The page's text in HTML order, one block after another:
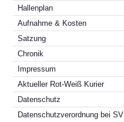
Hallenplan
Aufnahme & Kosten
Satzung
Chronik
Impressum
Aktueller Rot-Weiß Kurier
Datenschutz
Datenschutzverordnung bei SV